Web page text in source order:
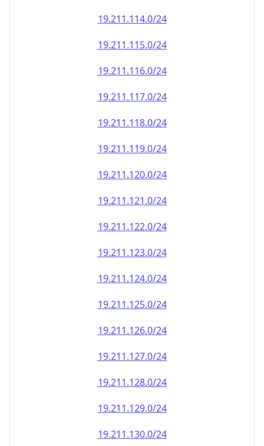
19.211.114.0/24
19.211.115.0/24
19.211.116.0/24
19.211.117.0/24
19.211.118.0/24
19.211.119.0/24
19.211.120.0/24
19.211.121.0/24
19.211.122.0/24
19.211.123.0/24
19.211.124.0/24
19.211.125.0/24
19.211.126.0/24
19.211.127.0/24
19.211.128.0/24
19.211.129.0/24
19.211.130.0/24